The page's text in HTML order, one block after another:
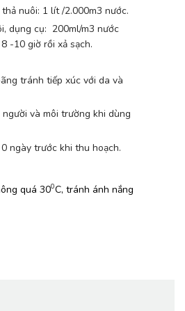
nuôi: 1 lít /2.000m3 nước.
dụng cụ: 200ml/m3 nước
-10 giờ rồi xả sạch.
tránh tiếp xúc với da và
và môi trường khi dùng
ngày trước khi thu hoạch.
quá 300C, tránh ánh nắng